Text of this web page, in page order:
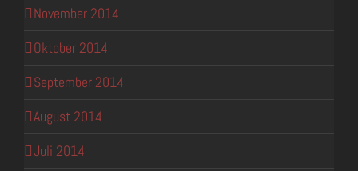
November 2014
Oktober 2014
September 2014
August 2014
Juli 2014